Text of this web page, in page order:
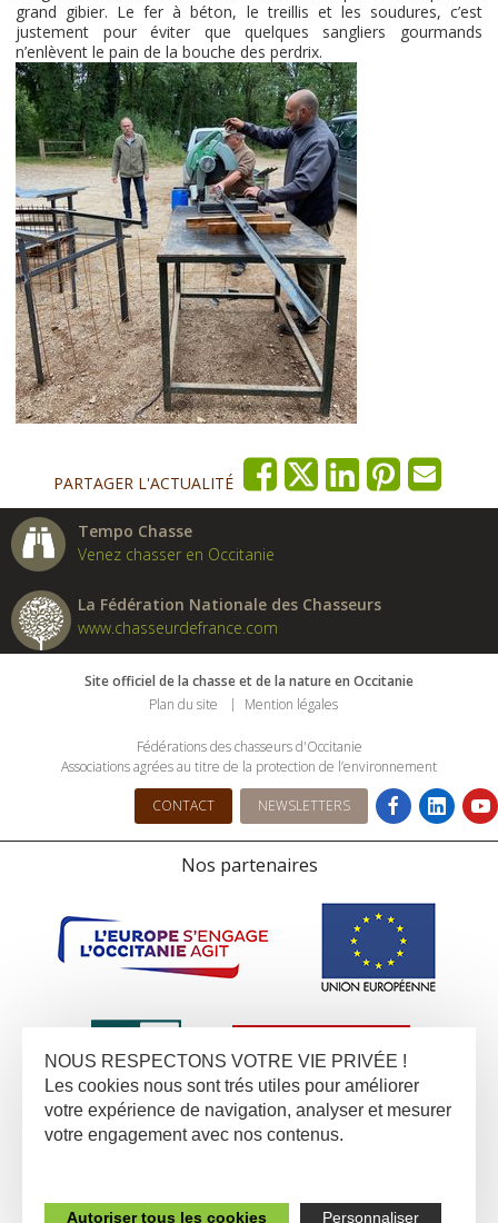
grand gibier. Le fer à béton, le treillis et les soudures, c’est
justement pour éviter que quelques sangliers gourmands
n’enlèvent le pain de la bouche des perdrix.
PARTAGER L'ACTUALITÉ
Tempo Chasse
Venez chasser en Occitanie
La Fédération Nationale des Chasseurs
www.chasseurdefrance.com
Site officiel de la chasse et de la nature en Occitanie
Plan du site
Mention légales
Fédérations des chasseurs d'Occitanie
Associations agrées au titre de la protection de l’environnement
CONTACT NEWSLETTERS
Nos partenaires
NOUS RESPECTONS VOTRE VIE PRIVÉE !
Les cookies nous sont trés utiles pour améliorer
votre expérience de navigation, analyser et mesurer
votre engagement avec nos contenus.
Autoriser tous les cookies Personnaliser